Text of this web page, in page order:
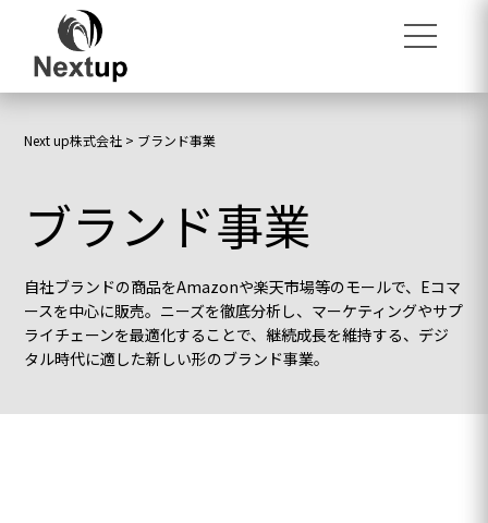
ブランド事業
自社ブランドの商品をAmazonや楽天市場等のモールで、Eコマ
ースを中心に販売。ニーズを徹底分析し、マーケティングやサプ
ライチェーンを最適化することで、継続成長を維持する、デジ
タル時代に適した新しい形のブランド事業。
Next up株式会社 > ブランド事業